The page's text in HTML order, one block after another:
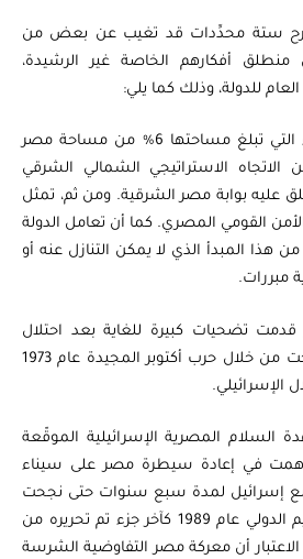
ستة محدِّدات قد تغيب عن بعض من
أفكارهم الخاصة غير الرشيدة،
للدولة، وذلك كما يلي:
أن سيناء التي تبلغ مساحتها 6% من مساحة مصر
الاستراتيجي الشمالي الشرقي
عليه بوابة مصر الشرقية. ومن ثم، تمثل
القومي المصري. كما أن تعامل الدولة
المبدأ الذي لا يمكن التنازل عنه أو
مبررات.
تضحيات كبيرة للغاية بعد احتلال
سيناء عام 1967 حتى نجحت من خلال حرب أكتوبر المجيدة عام 1973
الإسرائيلي.
المصرية الإسرائيلية الموقّعة
عام 1979 ساهمت في إعادة سيطرة مصر على سيناء
إسرائيل لمدة سبع سنوات حتى نجحت
في استعادة طابا بالتحكيم الدولي عام 1989 كآخر جزء تم تحريره من
أن معركة مصر التفاوضية الشرسة